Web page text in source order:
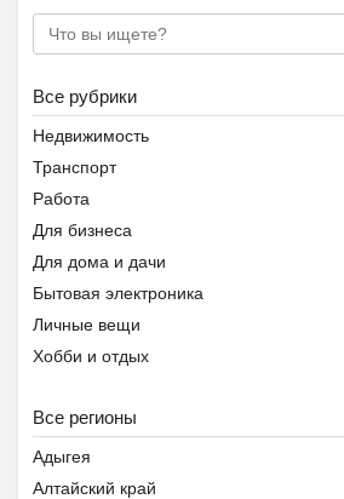
Частная школа ОБРАЗОВА...
₽37 000Пятигорск
₽27 000Пятигорск
Все рубрики
Недвижимость
Транспорт
Работа
Для бизнеса
Для дома и дачи
Бытовая электроника
Личные вещи
Хобби и отдых
Предложение услуг
Знакомства
Помощь животным Беларуси
Все регионы
Адыгея
Алтайский край